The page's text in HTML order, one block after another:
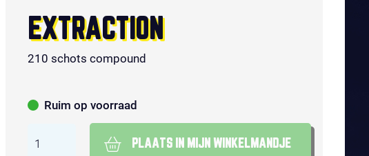
EXTRACTION
210 schots compound
Ruim op voorraad
PLAATS IN MIJN WINKELMANDJE